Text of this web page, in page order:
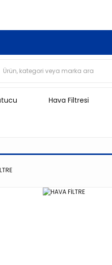
Hava Filtresi